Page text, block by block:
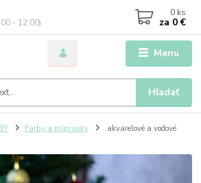
Menu
Hľadať
- 12:00)
0 ks
za 0 €
Farby a prípravky
akvarelové a vodové